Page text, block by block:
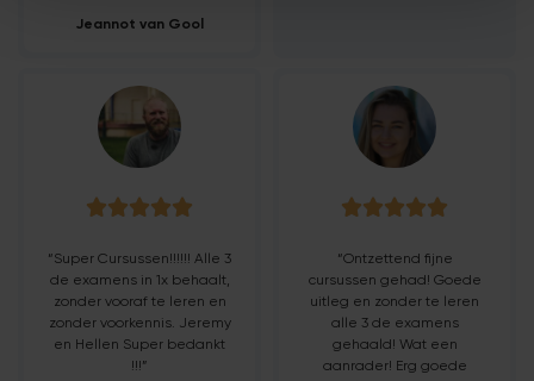
Jeannot van Gool

“Super Cursussen!!!!!! Alle 3
de examens in 1x behaalt,
zonder vooraf te leren en
zonder voorkennis. Jeremy
en Hellen Super bedankt
!!!”

“Ontzettend fijne
cursussen gehad! Goede
uitleg en zonder te leren
alle 3 de examens
gehaald! Wat een
aanrader! Erg goede